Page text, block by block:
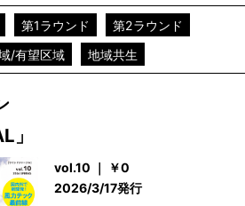
第1ラウンド
第2ラウンド
/有望区域
地域共生
」
vol.10 ｜ ￥0
2026/3/17発行